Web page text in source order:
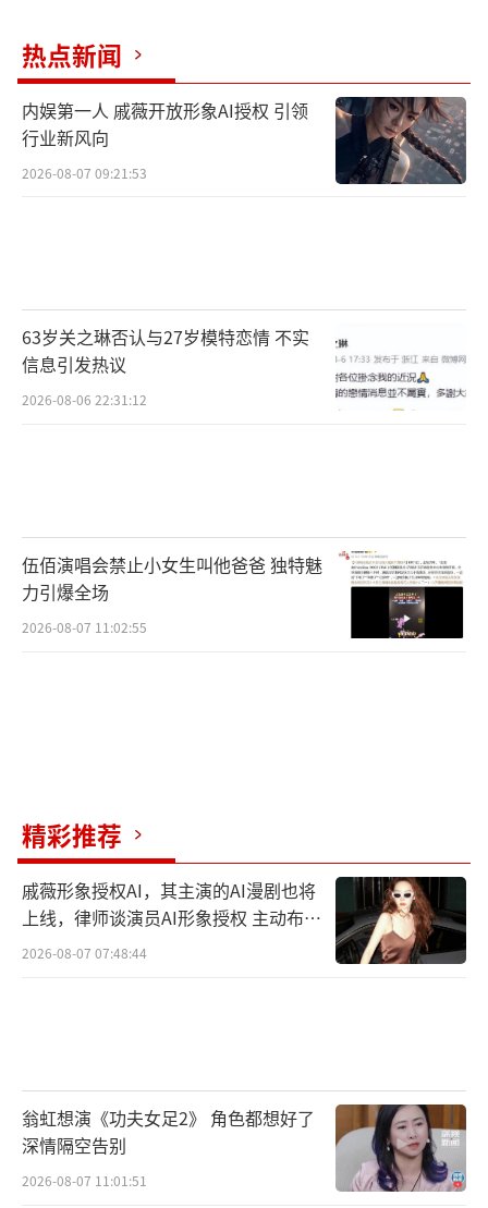
热点新闻
内娱第一人 戚薇开放形象AI授权 引领
行业新风向
2026-08-07 09:21:53
63岁关之琳否认与27岁模特恋情 不实
信息引发热议
2026-08-06 22:31:12
伍佰演唱会禁止小女生叫他爸爸 独特魅
力引爆全场
2026-08-07 11:02:55
精彩推荐
戚薇形象授权AI，其主演的AI漫剧也将
上线，律师谈演员AI形象授权 主动布局
数字资产
2026-08-07 07:48:44
翁虹想演《功夫女足2》 角色都想好了
深情隔空告别
2026-08-07 11:01:51